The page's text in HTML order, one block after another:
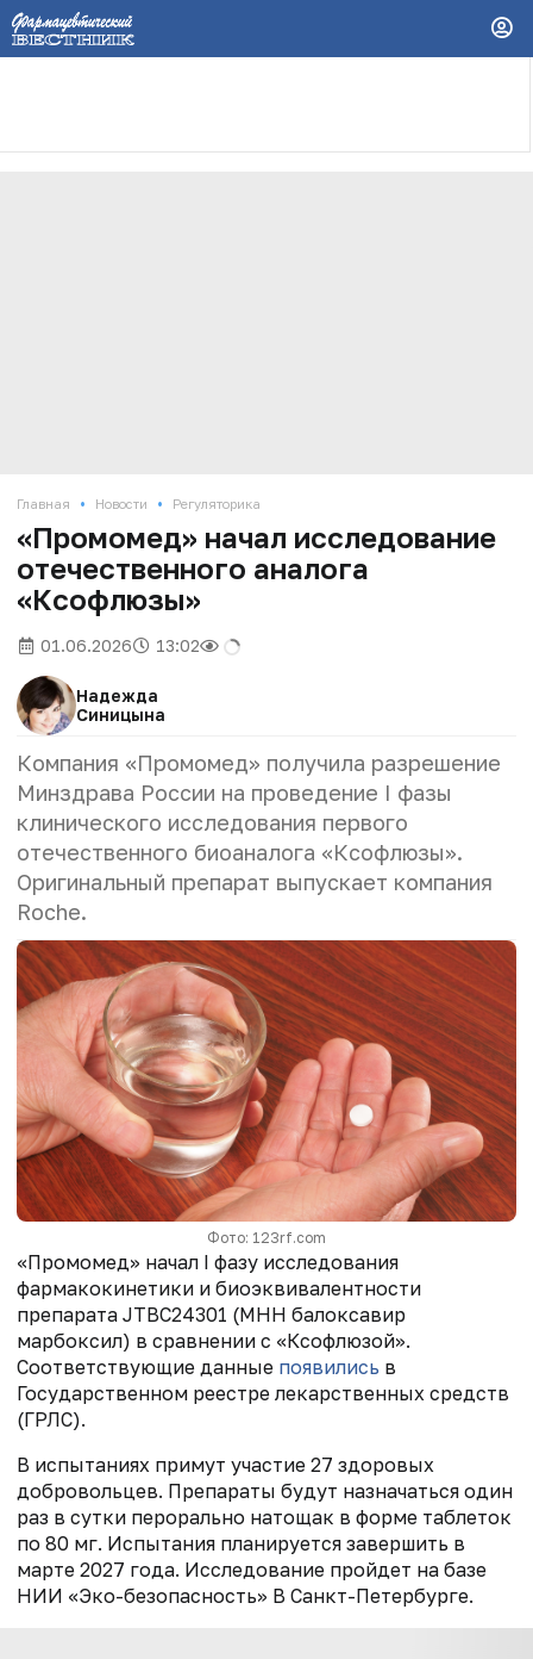
Главная • Новости • Регуляторика
«Промомед» начал исследование
отечественного аналога
«Ксофлюзы»
01.06.2026 13:02
Надежда
Синицына
Компания «Промомед» получила разрешение
Минздрава России на проведение I фазы
клинического исследования первого
отечественного биоаналога «Ксофлюзы».
Оригинальный препарат выпускает компания
Roche.
Фото: 123rf.com
«Промомед» начал I фазу исследования
фармакокинетики и биоэквивалентности
препарата JTBC24301 (МНН балоксавир
марбоксил) в сравнении с «Ксофлюзой».
Соответствующие данные появились в
Государственном реестре лекарственных средств
(ГРЛС).
В испытаниях примут участие 27 здоровых
добровольцев. Препараты будут назначаться один
раз в сутки перорально натощак в форме таблеток
по 80 мг. Испытания планируется завершить в
марте 2027 года. Исследование пройдет на базе
НИИ «Эко-безопасность» В Санкт-Петербурге.